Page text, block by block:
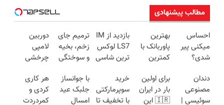
مطالب پیشنهادی
احساس
میکنی پیر
شدی؟
جوانساز
جلبک
تجربه کن
بهترین
پاوربانک با
کمترین
بازدید از IM
LS7 لوکس
ترین شاسی
ایران در
باشگاه
انقلاب
ترمیم جای
زخم، بخیه
و سوختگی
هفته!!😍
دوربین
لامپی
چرخشی
فقط امروز
حراج شد🔥
پرداخت
دندان
مصنوعی
سوئیسی |
برای اولین
بار در ایران
🇮🇷 این
خرید
سوپرمارکتی
با تخفیف تا
با جوانساز
جلبک عید
امسال
هر کاری
کردی و
کمردردت